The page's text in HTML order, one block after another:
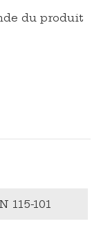
du produit
115-101